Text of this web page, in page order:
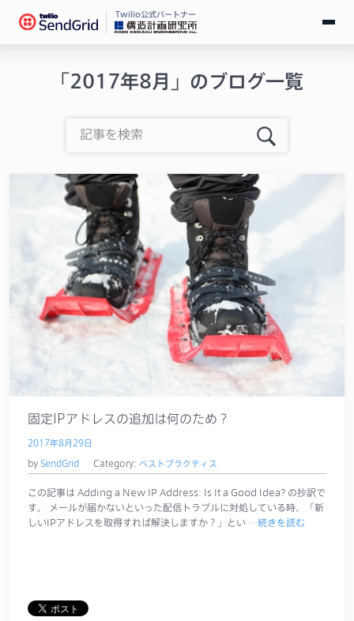
Twilio公式パートナー
お役立ち情報
ドキュメント
サポート
「2017年8月」のブログ一覧
固定IPアドレスの追加は何のため？
2017年8月29日
by SendGrid Category: ベストプラクティス
この記事は Adding a New IP Address: Is It a Good Idea? の抄訳で
す。 メールが届かないといった配信トラブルに対処している時、「新
しいIPアドレスを取得すれば解決しますか？」とい …続きを読む